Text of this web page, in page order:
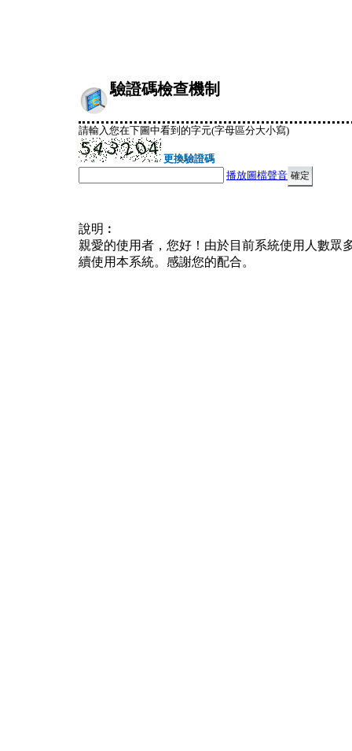
驗證碼檢查機制
請輸入您在下圖中看到的字元(字母區分大小寫)
更換驗證碼
播放圖檔聲音
說明︰
親愛的使用者，您好！由於目前系統使用人數眾
續使用本系統。感謝您的配合。